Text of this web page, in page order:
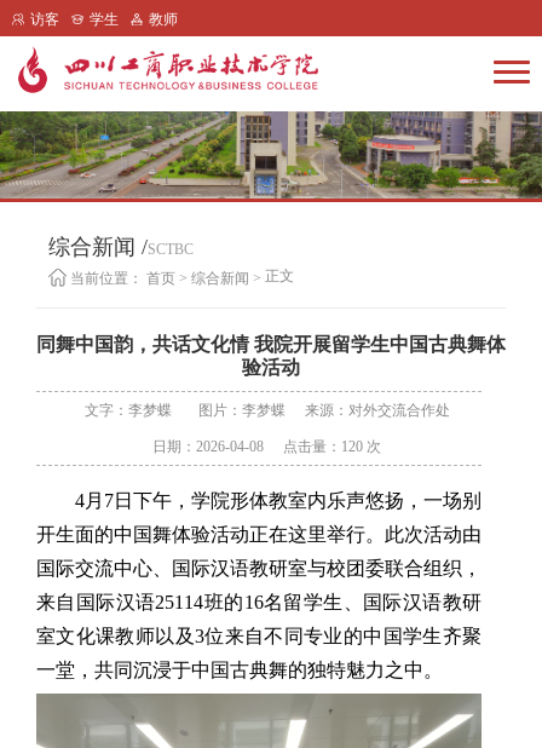
访客 学生 教师
综合新闻 /SCTBC
当前位置： 首页 > 综合新闻 > 正文
同舞中国韵，共话文化情 我院开展留学生中国古典舞体
验活动
文字：李梦蝶 图片：李梦蝶 来源：对外交流合作处
日期：2026-04-08 点击量： 120 次
4月7日下午，学院形体教室内乐声悠扬，一场别
开生面的中国舞体验活动正在这里举行。此次活动由
国际交流中心、国际汉语教研室与校团委联合组织，
来自国际汉语25114班的16名留学生、国际汉语教研
室文化课教师以及3位来自不同专业的中国学生齐聚
一堂，共同沉浸于中国古典舞的独特魅力之中。